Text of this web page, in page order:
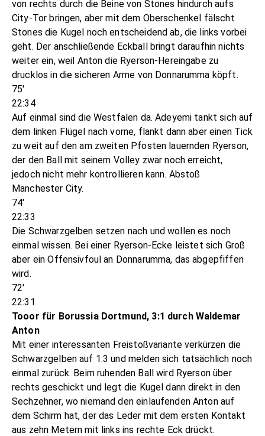
von rechts durch die Beine von Stones hindurch aufs
City-Tor bringen, aber mit dem Oberschenkel fälscht
Stones die Kugel noch entscheidend ab, die links vorbei
geht. Der anschließende Eckball bringt daraufhin nichts
weiter ein, weil Anton die Ryerson-Hereingabe zu
drucklos in die sicheren Arme von Donnarumma köpft.
75'
22:34
Auf einmal sind die Westfalen da. Adeyemi tankt sich auf
dem linken Flügel nach vorne, flankt dann aber einen Tick
zu weit auf den am zweiten Pfosten lauernden Ryerson,
der den Ball mit seinem Volley zwar noch erreicht,
jedoch nicht mehr kontrollieren kann. Abstoß
Manchester City.
74'
22:33
Die Schwarzgelben setzen nach und wollen es noch
einmal wissen. Bei einer Ryerson-Ecke leistet sich Groß
aber ein Offensivfoul an Donnarumma, das abgepfiffen
wird.
72'
22:31
Tooor für Borussia Dortmund, 3:1 durch Waldemar
Anton
Mit einer interessanten Freistoßvariante verkürzen die
Schwarzgelben auf 1:3 und melden sich tatsächlich noch
einmal zurück. Beim ruhenden Ball wird Ryerson über
rechts geschickt und legt die Kugel dann direkt in den
Sechzehner, wo niemand den einlaufenden Anton auf
dem Schirm hat, der das Leder mit dem ersten Kontakt
aus zehn Metern mit links ins rechte Eck drückt.